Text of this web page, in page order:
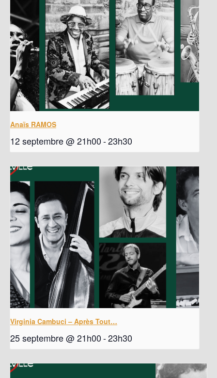
Anaïs RAMOS
12 septembre @ 21h00-23h30
Virginia Cambuci – Après Tout…
25 septembre @ 21h00-23h30